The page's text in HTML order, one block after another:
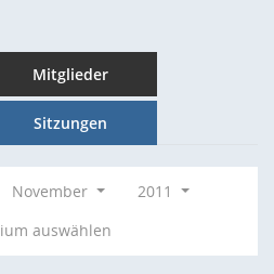
Mitglieder
Sitzungen
November
2011
auswählen